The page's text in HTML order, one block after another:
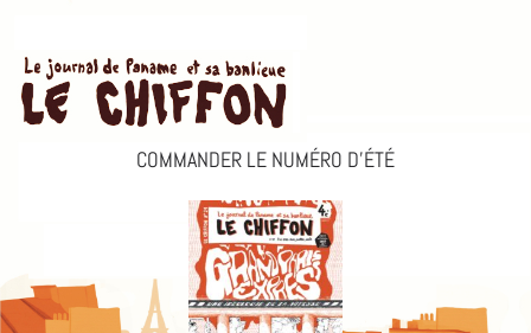
contenu
COMMANDER LE NUMÉRO D’ÉTÉ